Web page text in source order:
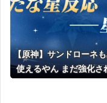
【原神】サンドローネ
使えるやん まだ強化さ